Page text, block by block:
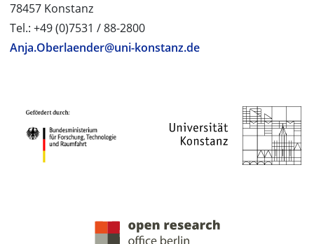
78457 Konstanz
Tel.: +49 (0)7531 / 88-2800
Anja.Oberlaender@uni-konstanz.de